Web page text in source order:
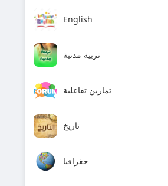
English
تربية مدنية
تمارين تفاعلية
تاريخ
جغرافيا